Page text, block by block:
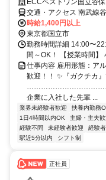
ECCベストワン国立谷
交通・アクセス 南武線
時給1,400円以上
東京都国立市
勤務時間詳細 14:00〜
間～OK！ 【授業時間】
仕事内容 雇用形態：ア
歓迎！！ ✨『ガクチカ
企業に入社した先輩 ...
業界未経験者歓迎 扶養内勤務
1日4時間以内OK
主婦・主夫歓
経験不問
未経験者歓迎 経験
駅近5分以内
シフト制
正社員